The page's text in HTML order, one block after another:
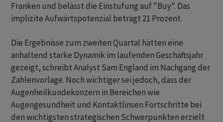
Franken und belässt die Einstufung auf "Buy". Das
implizite Aufwärtspotenzial beträgt 21 Prozent.
Die Ergebnisse zum zweiten Quartal hätten eine
anhaltend starke Dynamik im laufenden Geschäftsjahr
gezeigt, schreibt Analyst Sam England im Nachgang der
Zahlenvorlage. Noch wichtiger sei jedoch, dass der
Augenheilkundekonzern in Bereichen wie
Augengesundheit und Kontaktlinsen Fortschritte bei
den wichtigsten strategischen Schwerpunkten erzielt